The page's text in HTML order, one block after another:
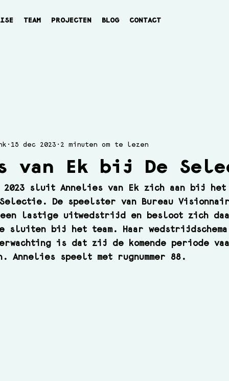
TEAM PROJECTEN BLOG CONTACT
van Ek bij De
15 dec 2023 2 minuten om te lezen
2023 sluit Annelies van Ek zich aan bij
Selectie. De speelster van Bureau
een lastige uitwedstrijd en besloot zich
sluiten bij het team. Haar
is dat zij de komende periode
Annelies speelt met rugnummer 88.